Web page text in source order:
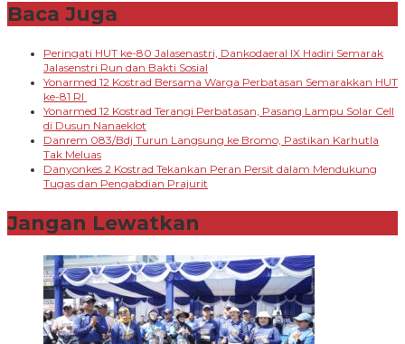
Baca Juga
Peringati HUT ke-80 Jalasenastri, Dankodaeral IX Hadiri Semarak
Jalasenstri Run dan Bakti Sosial
Yonarmed 12 Kostrad Bersama Warga Perbatasan Semarakkan HUT
ke-81 RI
Yonarmed 12 Kostrad Terangi Perbatasan, Pasang Lampu Solar Cell
di Dusun Nanaeklot
Danrem 083/Bdj Turun Langsung ke Bromo, Pastikan Karhutla
Tak Meluas
Danyonkes 2 Kostrad Tekankan Peran Persit dalam Mendukung
Tugas dan Pengabdian Prajurit
Jangan Lewatkan